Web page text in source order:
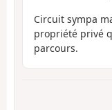
Circuit sympa
propriété privé
parcours.